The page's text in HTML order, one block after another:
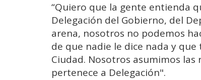
“Quiero que la gente entienda
Delegación del Gobierno, del
arena, nosotros no podemos
de que nadie le dice nada y
Ciudad. Nosotros asumimos
pertenece a Delegación".